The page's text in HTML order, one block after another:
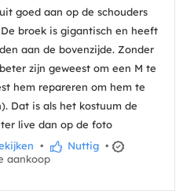
goed aan op de schouders
De broek is gigantisch en heeft
aan de bovenzijde. Zonder
zijn geweest om een M te
hem repareren om hem te
Dat is als het kostuum de
live dan op de foto
• Nuttig •
aankoop